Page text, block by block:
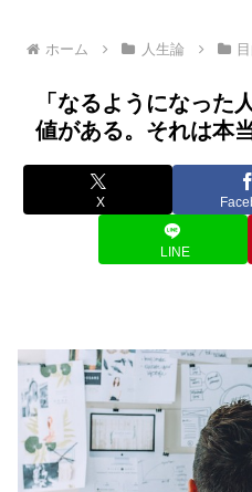
ホーム 人生論
「なるようになった
値がある。それは本
X
LINE